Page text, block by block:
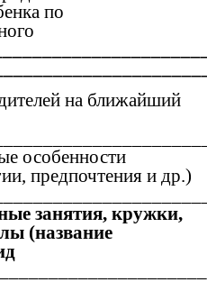
по
на ближайший
особенности
предпочтения и др.)
занятия, кружки,
(название